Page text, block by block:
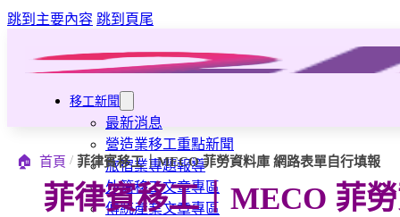
跳到主要內容 跳到頁尾
移工新聞
最新消息
營造業移工重點新聞
旅宿業專題報導
外籍移工文章專區
傳統產業文章專區
🏠 首頁 / 菲律賓移工｜MECO 菲勞資料庫 網路表單自行填報
菲律賓移工｜MECO 菲